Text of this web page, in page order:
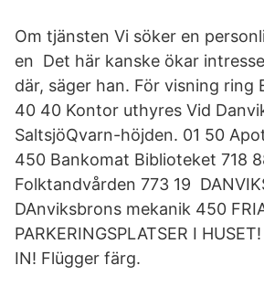
Om tjänsten Vi söker en
en Det här kanske ökar
där, säger han. För visning ring
40 40 Kontor uthyres Vid
SaltsjöQvarn-höjden. 01 50
450 Bankomat Biblioteket 718
Folktandvården 773 19
DAnviksbrons mekanik 450
PARKERINGSPLATSER I
IN! Flügger färg.